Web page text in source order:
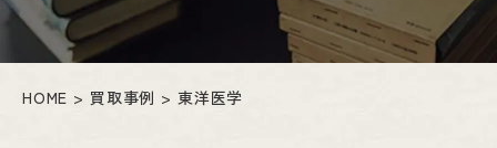
HOME 買取事例 東洋医学